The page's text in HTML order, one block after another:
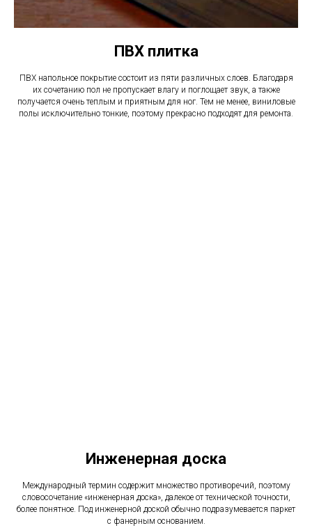
ПВХ плитка
ПВХ напольное покрытие состоит из пяти различных слоев. Благодаря
их сочетанию пол не пропускает влагу и поглощает звук, а также
получается очень теплым и приятным для ног. Тем не менее, виниловые
полы исключительно тонкие, поэтому прекрасно подходят для ремонта.
Инженерная доска
Международный термин содержит множество противоречий, поэтому
словосочетание «инженерная доска», далекое от технической точности,
более понятное. Под инженерной доской обычно подразумевается паркет
с фанерным основанием.